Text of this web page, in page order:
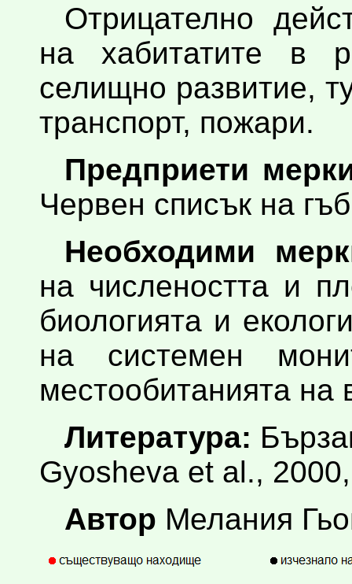
Отрицателно
на хабитатите в
селищно развитие,
транспорт, пожари.
Предприети
Червен списък на
Необходими
на числеността и
биологията и
на системен
местообитанията на
Литература:
Gyosheva et al.,
Автор Мелания